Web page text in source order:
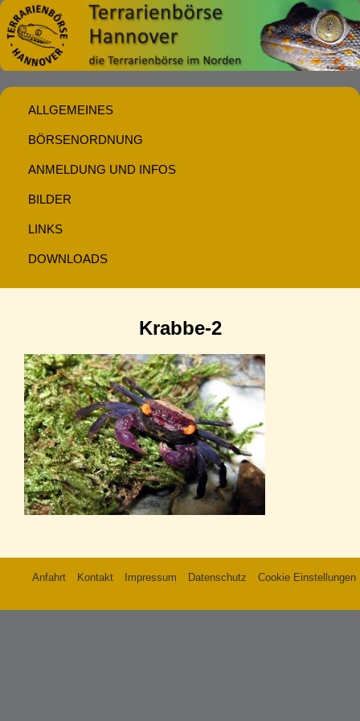
ALLGEMEINES
BÖRSENORDNUNG
ANMELDUNG UND INFOS
BILDER
LINKS
DOWNLOADS
Krabbe-2
Anfahrt Kontakt Impressum Datenschutz Cookie Einstellungen